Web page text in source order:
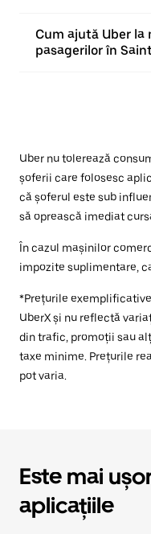
Cum ajută Uber
pasagerilor în
Uber nu tolerează
șoferii care folosesc
că șoferul este sub
să oprească imediat
În cazul mașinilor
impozite suplimentare,
*Prețurile
UberX și nu reflectă
din trafic, promoții sau
taxe minime. Prețurile
pot varia.
Este mai
aplicațiile